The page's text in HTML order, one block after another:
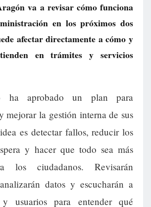
va a revisar cómo funciona
en los próximos dos
afectar directamente a cómo y
en trámites y servicios
ha aprobado un plan para
mejorar la gestión interna de sus
es detectar fallos, reducir los
y hacer que todo sea más
los ciudadanos. Revisarán
datos y escucharán a
y usuarios para entender qué